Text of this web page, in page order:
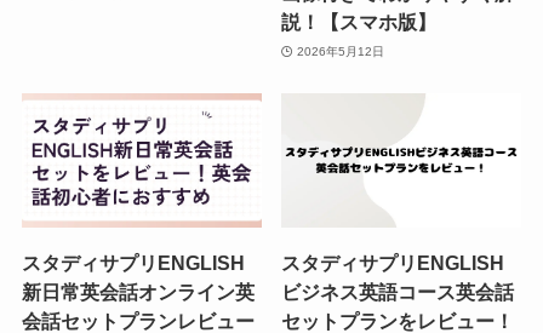
説！【スマホ版】
2026年5月12日
スタディサプリENGLISH
新日常英会話オンライン英
会話セットプランレビュー
スタディサプリENGLISH
ビジネス英語コース英会話
セットプランをレビュー！